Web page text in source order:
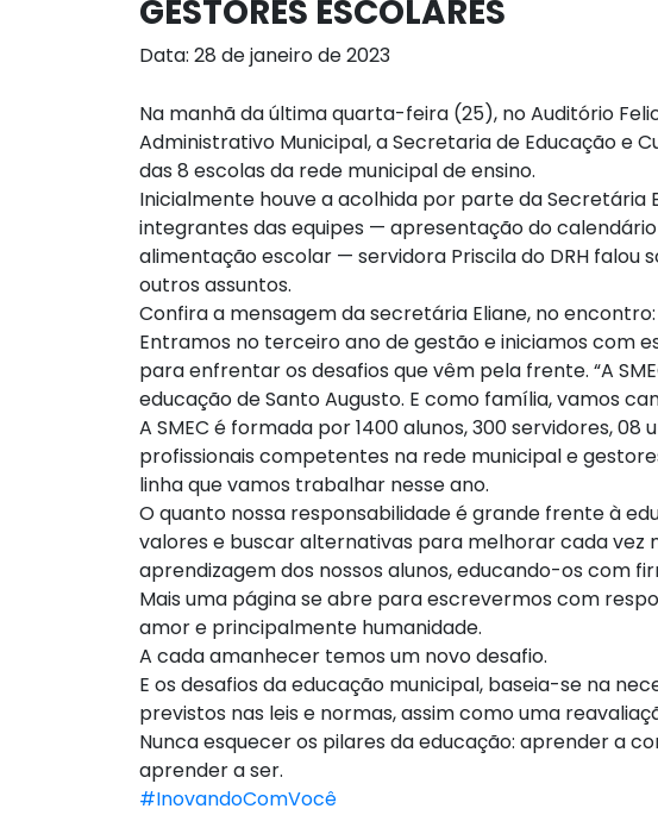
GESTORES ESCOLARES
Data: 28 de janeiro de 2023
Na manhã da última quarta-feira (25), no Auditório
Administrativo Municipal, a Secretaria de Educação e
das 8 escolas da rede municipal de ensino.
Inicialmente houve a acolhida por parte da Secretária
integrantes das equipes — apresentação do
alimentação escolar — servidora Priscila do DRH
outros assuntos.
Confira a mensagem da secretária Eliane, no encontro:
Entramos no terceiro ano de gestão e iniciamos com
para enfrentar os desafios que vêm pela frente. “A
educação de Santo Augusto. E como família, vamos
A SMEC é formada por 1400 alunos, 300 servidores,
profissionais competentes na rede municipal e
linha que vamos trabalhar nesse ano.
O quanto nossa responsabilidade é grande frente à
valores e buscar alternativas para melhorar cada vez
aprendizagem dos nossos alunos, educando-os com
Mais uma página se abre para escrevermos com
amor e principalmente humanidade.
A cada amanhecer temos um novo desafio.
E os desafios da educação municipal, baseia-se na
previstos nas leis e normas, assim como uma
Nunca esquecer os pilares da educação: aprender a
aprender a ser.
#InovandoComVocê